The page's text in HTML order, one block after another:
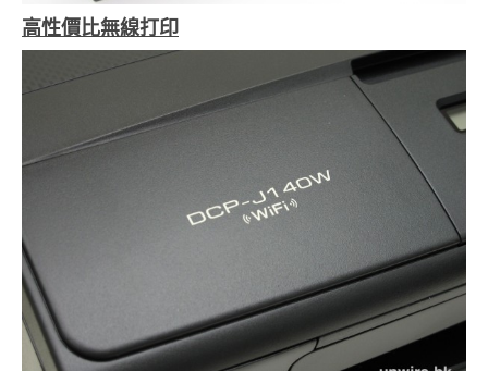
高性價比無線打印